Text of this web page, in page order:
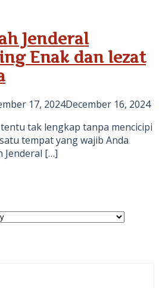
Jenderal
Enak dan lezat
17, 2024December 16, 2024
tak lengkap tanpa mencicipi
tempat yang wajib Anda
Jenderal […]